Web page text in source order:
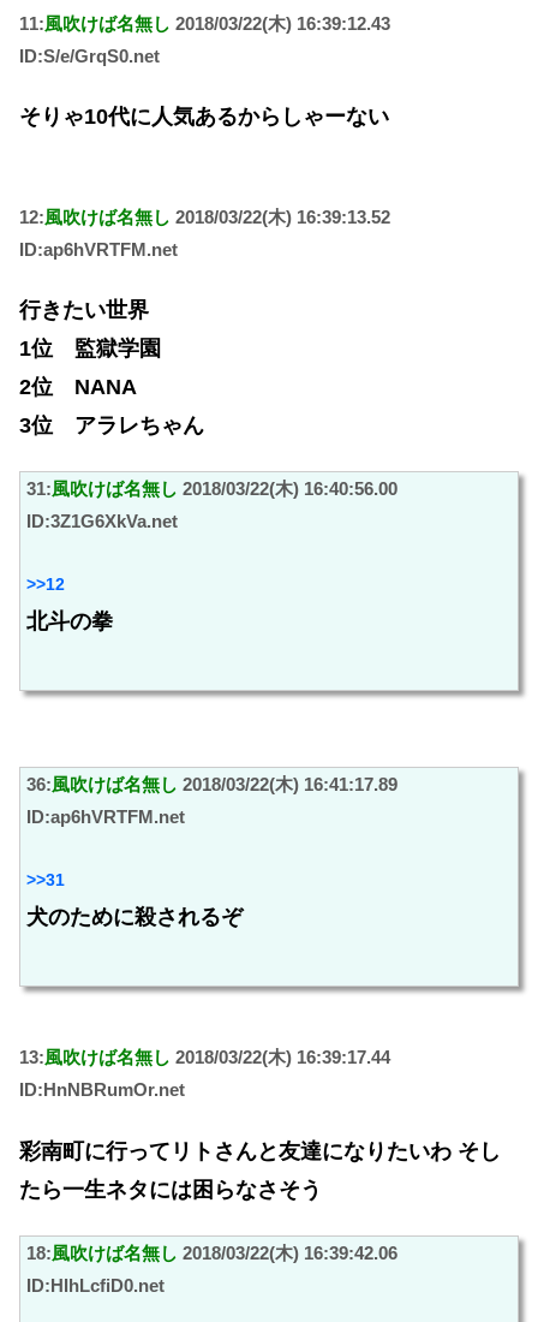
11:風吹けば名無し 2018/03/22(木) 16:39:12.43
ID:S/e/GrqS0.net
そりゃ10代に人気あるからしゃーない
12:風吹けば名無し 2018/03/22(木) 16:39:13.52
ID:ap6hVRTFM.net
行きたい世界
1位 監獄学園
2位 NANA
3位 アラレちゃん
31:風吹けば名無し 2018/03/22(木) 16:40:56.00
ID:3Z1G6XkVa.net
>>12
北斗の拳
36:風吹けば名無し 2018/03/22(木) 16:41:17.89
ID:ap6hVRTFM.net
>>31
犬のために殺されるぞ
13:風吹けば名無し 2018/03/22(木) 16:39:17.44
ID:HnNBRumOr.net
彩南町に行ってリトさんと友達になりたいわ そし
たら一生ネタには困らなさそう
18:風吹けば名無し 2018/03/22(木) 16:39:42.06
ID:HIhLcfiD0.net